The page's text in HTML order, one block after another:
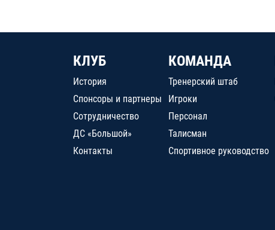
КЛУБ
История
Спонсоры и партнеры
Сотрудничество
ДС «Большой»
Контакты
КОМАНДА
Тренерский штаб
Игроки
Персонал
Талисман
Спортивное руководство